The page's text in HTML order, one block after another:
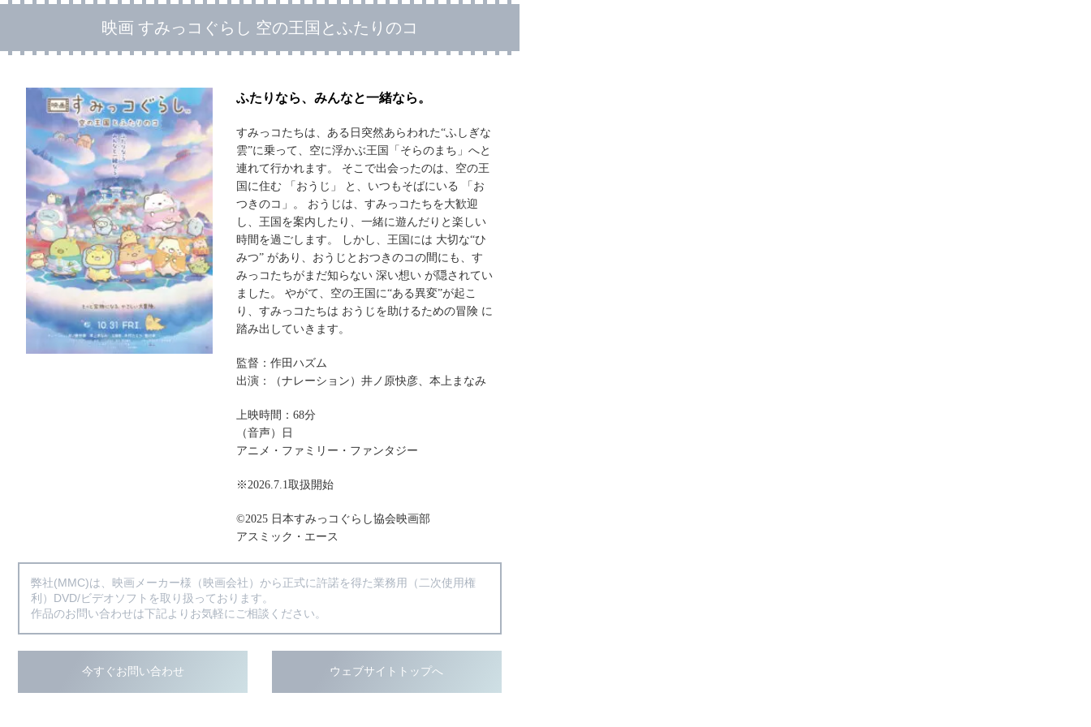
映画 すみっコぐらし 空の王国とふたりのコ
ふたりなら、みんなと一緒なら。
すみっコたちは、ある日突然あらわれた“ふしぎな
雲”に乗って、空に浮かぶ王国「そらのまち」へと
連れて行かれます。 そこで出会ったのは、空の王
国に住む 「おうじ」 と、いつもそばにいる 「お
つきのコ」。 おうじは、すみっコたちを大歓迎
し、王国を案内したり、一緒に遊んだりと楽しい
時間を過ごします。 しかし、王国には 大切な“ひ
みつ” があり、おうじとおつきのコの間にも、す
みっコたちがまだ知らない 深い想い が隠されてい
ました。 やがて、空の王国に“ある異変”が起こ
り、すみっコたちは おうじを助けるための冒険 に
踏み出していきます。
監督：作田ハズム
出演：（ナレーション）井ノ原快彦、本上まなみ
上映時間：68分
（音声）日
アニメ・ファミリー・ファンタジー
※2026.7.1取扱開始
©2025 日本すみっコぐらし協会映画部
アスミック・エース
弊社(MMC)は、映画メーカー様（映画会社）から正式に許諾を得た業務用（二次使用権
利）DVD/ビデオソフトを取り扱っております。
作品のお問い合わせは下記よりお気軽にご相談ください。
今すぐお問い合わせ ウェブサイトトップへ